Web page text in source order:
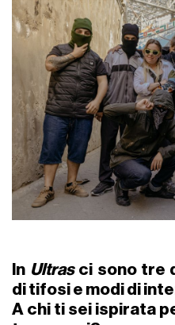
In Ultrasci sono tre
di tifosi e modi di
A chi ti sei ispirata